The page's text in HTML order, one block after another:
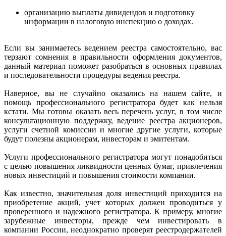
организацию выплаты дивидендов и подготовку
информации в налоговую инспекцию о доходах.
Если вы занимаетесь ведением реестра самостоятельно, вас
терзают сомнения в правильности оформления документов,
данный материал поможет разобраться в основных правилах
и последовательности процедуры ведения реестра.
Наверное, вы не случайно оказались на нашем сайте, и
помощь профессионального регистратора будет как нельзя
кстати. Мы готовы оказать весь перечень услуг, в том числе
консультационную поддержку, ведение реестра акционеров,
услуги счетной комиссии и многие другие услуги, которые
будут полезны акционерам, инвесторам и эмитентам.
Услуги профессионального регистратора могут понадобиться
с целью повышения ликвидности ценных бумаг, привлечения
новых инвестиций и повышения стоимости компании.
Как известно, значительная доля инвестиций приходится на
приобретение акций, учет которых должен проводиться у
проверенного и надежного регистратора. К примеру, многие
зарубежные инвесторы, прежде чем инвестировать в
компании России, неоднократно проверят реестродержателей